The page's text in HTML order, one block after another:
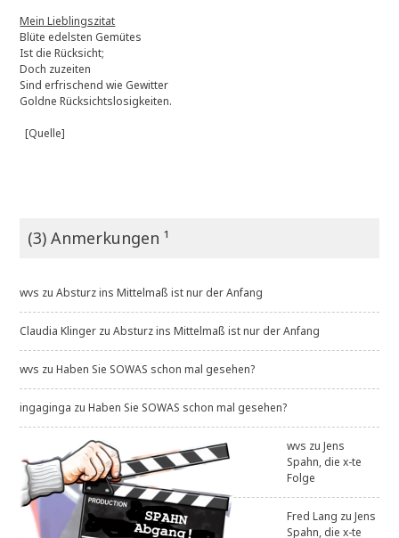
Mein Lieblingszitat
Blüte edelsten Gemütes
Ist die Rücksicht;
Doch zuzeiten
Sind erfrischend wie Gewitter
Goldne Rücksichtslosigkeiten.
[Quelle]
(3) Anmerkungen ¹
wvs zuAbsturz ins Mittelmaß ist nur der Anfang
Claudia Klinger zuAbsturz ins Mittelmaß ist nur der Anfang
wvs zuHaben Sie SOWAS schon mal gesehen?
ingaginga zuHaben Sie SOWAS schon mal gesehen?
wvs zuJens
Spahn, die x-te
Folge
Fred Lang zuJens
Spahn, die x-te